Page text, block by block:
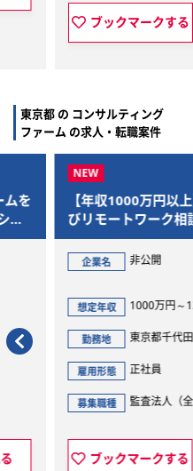
ブックマークする
東京都 の コンサルティング
ファーム の求人・転職案件
ムを
ョ
【年収1000万円以
びリモートワーク相
法務マネージャー
企業名 非公開
想定年収 1000万円～
勤務地 東京都千代
雇用形態 正社員
募集職種 監査法人（全
ブックマークする